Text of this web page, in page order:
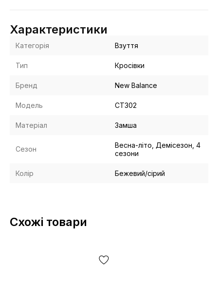
Характеристики
Категорія Взуття
Тип Кросівки
Бренд New Balance
Модель CT302
Матеріал Замша
Сезон
Весна-літо, Демісезон, 4
сезони
Колір Бежевий/сірий
Схожі товари